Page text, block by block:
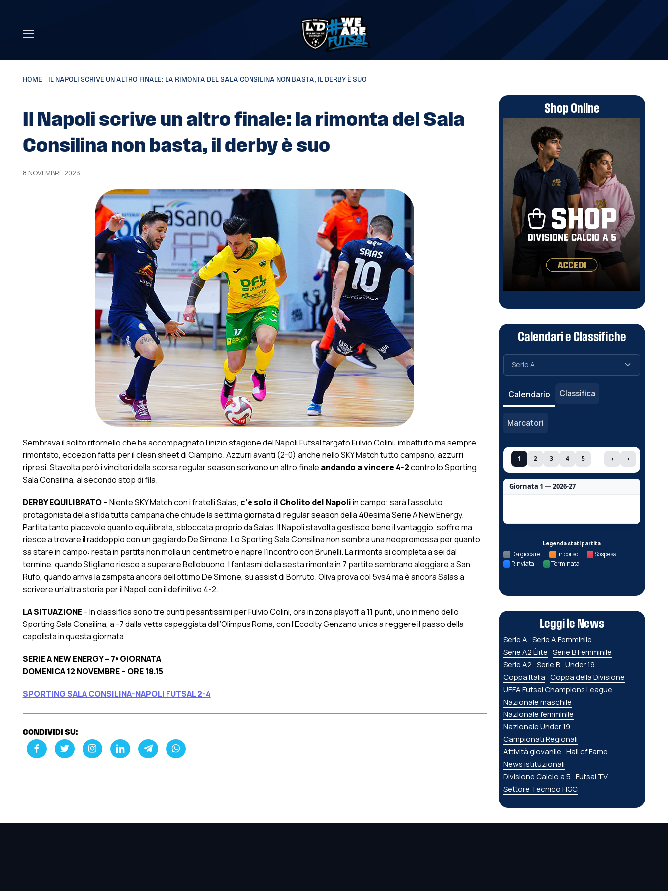
HOME IL NAPOLI SCRIVE UN ALTRO FINALE: LA RIMONTA DEL SALA CONSILINA NON BASTA, IL DERBY È SUO
Il Napoli scrive un altro finale: la rimonta del Sala
Consilina non basta, il derby è suo
8 NOVEMBRE 2023
Sembrava il solito ritornello che ha accompagnato l’inizio stagione del Napoli Futsal targato Fulvio Colini: imbattuto ma sempre
rimontato, eccezion fatta per il clean sheet di Ciampino. Azzurri avanti (2-0) anche nello SKY Match tutto campano, azzurri
ripresi. Stavolta però i vincitori della scorsa regular season scrivono un altro finale andando a vincere 4-2contro lo Sporting
Sala Consilina, al secondo stop di fila.
DERBY EQUILIBRATO– Niente SKY Match con i fratelli Salas, c’è solo il Cholito del Napoliin campo: sarà l’assoluto
protagonista della sfida tutta campana che chiude la settima giornata di regular season della 40esima Serie A New Energy.
Partita tanto piacevole quanto equilibrata, sbloccata proprio da Salas. Il Napoli stavolta gestisce bene il vantaggio, soffre ma
riesce a trovare il raddoppio con un gagliardo De Simone. Lo Sporting Sala Consilina non sembra una neopromossa per quanto
sa stare in campo: resta in partita non molla un centimetro e riapre l’incontro con Brunelli. La rimonta si completa a sei dal
termine, quando Stigliano riesce a superare Bellobuono. I fantasmi della sesta rimonta in 7 partite sembrano aleggiare a San
Rufo, quando arriva la zampata ancora dell’ottimo De Simone, su assist di Borruto. Oliva prova col 5vs4 ma è ancora Salas a
scrivere un’altra storia per il Napoli con il definitivo 4-2.
LA SITUAZIONE– In classifica sono tre punti pesantissimi per Fulvio Colini, ora in zona playoff a 11 punti, uno in meno dello
Sporting Sala Consilina, a -7 dalla vetta capeggiata dall’Olimpus Roma, con l’Ecocity Genzano unica a reggere il passo della
capolista in questa giornata.
SERIE A NEW ENERGY – 7ª GIORNATA
DOMENICA 12 NOVEMBRE – ORE 18.15
SPORTING SALA CONSILINA-NAPOLI FUTSAL 2-4
CONDIVIDI SU:
Shop Online
Calendari e Classifiche
Calendario Classifica
Marcatori
1 2 3 4 5 ‹ ›
Giornata 1 — 2026-27
Legenda stati partita
Da giocare In corso
Sospesa
Rinviata
Terminata
Leggi le News
Serie A Serie A Femminile
Serie A2 Élite Serie B Femminile
Serie A2 Serie B Under 19
Coppa Italia Coppa della Divisione
UEFA Futsal Champions League
Nazionale maschile
Nazionale femminile
Nazionale Under 19
Campionati Regionali
Attività giovanile Hall of Fame
News istituzionali
Divisione Calcio a 5 Futsal TV
Settore Tecnico FIGC